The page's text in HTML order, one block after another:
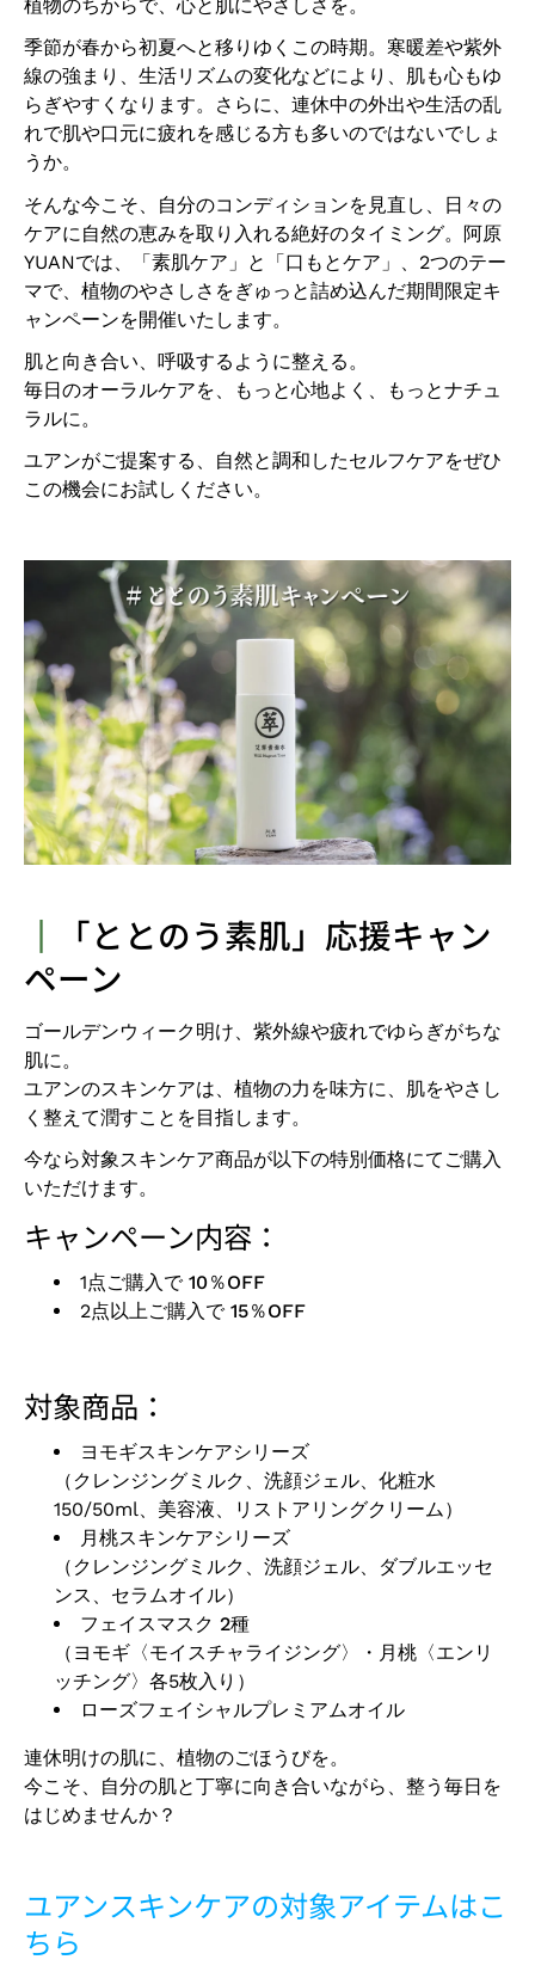
植物のちからで、心と肌にやさしさを。
季節が春から初夏へと移りゆくこの時期。寒暖差や紫外
線の強まり、生活リズムの変化などにより、肌も心もゆ
らぎやすくなります。さらに、連休中の外出や生活の乱
れで肌や口元に疲れを感じる方も多いのではないでしょ
うか。
そんな今こそ、自分のコンディションを見直し、日々の
ケアに自然の恵みを取り入れる絶好のタイミング。阿原
YUANでは、「素肌ケア」と「口もとケア」、2つのテー
マで、植物のやさしさをぎゅっと詰め込んだ期間限定キ
ャンペーンを開催いたします。
肌と向き合い、呼吸するように整える。
毎日のオーラルケアを、もっと心地よく、もっとナチュ
ラルに。
ユアンがご提案する、自然と調和したセルフケアをぜひ
この機会にお試しください。
┃
「ととのう素肌」応援キャン
ペーン
ゴールデンウィーク明け、紫外線や疲れでゆらぎがちな
肌に。
ユアンのスキンケアは、植物の力を味方に、肌をやさし
く整えて潤すことを目指します。
今なら対象スキンケア商品が以下の特別価格にてご購入
いただけます。
キャンペーン内容：
1点ご購入で10％OFF
2点以上ご購入で15％OFF
対象商品：
ヨモギスキンケアシリーズ
（クレンジングミルク、洗顔ジェル、化粧水
150/50ml、美容液、リストアリングクリーム）
月桃スキンケアシリーズ
（クレンジングミルク、洗顔ジェル、ダブルエッセ
ンス、セラムオイル）
フェイスマスク 2種
（ヨモギ〈モイスチャライジング〉・月桃〈エンリ
ッチング〉各5枚入り）
ローズフェイシャルプレミアムオイル
連休明けの肌に、植物のごほうびを。
今こそ、自分の肌と丁寧に向き合いながら、整う毎日を
はじめませんか？
ユアンスキンケアの対象アイテムはこ
ちら